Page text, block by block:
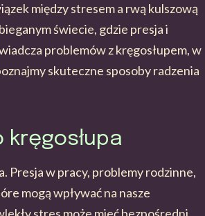
między stresem a rwą kulszową
świecie, gdzie presja i
problemów z kręgosłupem, w
skuteczne sposoby radzenia
Presja w pracy, problemy rodzinne,
mogą wpływać na nasze